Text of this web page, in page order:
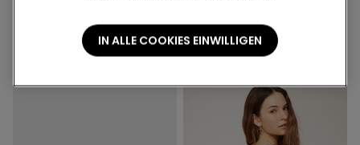
elastischem Tuch
9.25 CHF-70%
BH aus recycelter
Mikrofaser Full Coverage
25.95 CHF
IN ALLE COOKIES EINWILLIGEN